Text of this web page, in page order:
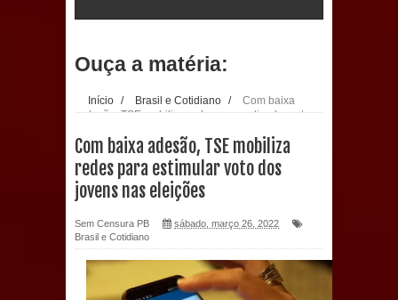
com a saúde bucal em Marí
PDT da Paraíba faz reunião
preparativa para convenção estadual
Prefeitura de Sapé paga salários
Ouça a matéria:
Início / Brasil e Cotidiano /
Com baixa
adesão, TSE mobiliza redes para estimular voto
Com baixa adesão, TSE mobiliza
redes para estimular voto dos
jovens nas eleições
Sem Censura PB
sábado, março 26, 2022
Brasil e Cotidiano